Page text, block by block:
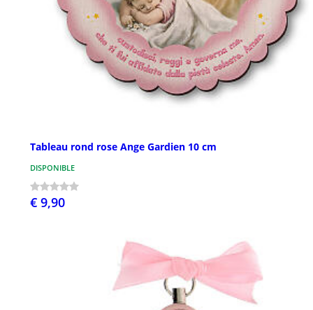
Tableau rond rose Ange Gardien 10 cm
DISPONIBLE
€ 9,90